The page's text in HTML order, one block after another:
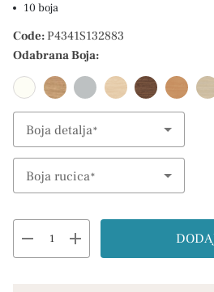
10 boja
Code: P4341S132883
Odabrana Boja:
Boja detalja
Select Option
Boja rucica
Select Option
remove add